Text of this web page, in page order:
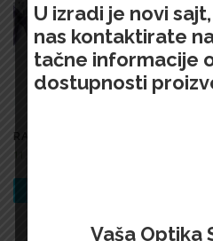
RALPH-LAUREN-2039
11.100,00
U izradi je novi
nas kontaktirate
tačne informacije
dostupnosti
Vaša Optika